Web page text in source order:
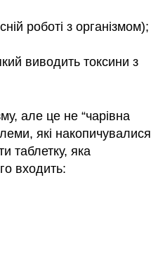
роботі з організмом);
виводить токсини з
але це не “чарівна
які накопичувалися
таблетку, яка
входить: